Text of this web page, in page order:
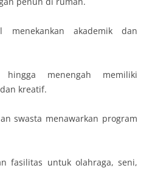
menekankan akademik dan
hingga menengah memiliki
kreatif.
swasta menawarkan program
fasilitas untuk olahraga, seni,